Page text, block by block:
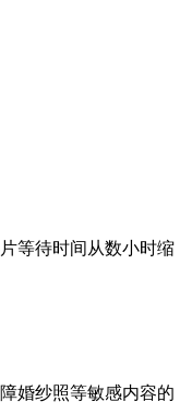
等待时间从数小时缩
婚纱照等敏感内容的